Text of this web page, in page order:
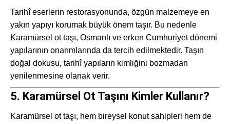
Tarihî eserlerin restorasyonunda, özgün malzemeye en
yakın yapıyı korumak büyük önem taşır. Bu nedenle
Karamürsel ot taşı, Osmanlı ve erken Cumhuriyet dönemi
yapılarının onarımlarında da tercih edilmektedir. Taşın
doğal dokusu, tarihî yapıların kimliğini bozmadan
yenilenmesine olanak verir.
5. Karamürsel Ot Taşını Kimler Kullanır?
Karamürsel ot taşı, hem bireysel konut sahipleri hem de